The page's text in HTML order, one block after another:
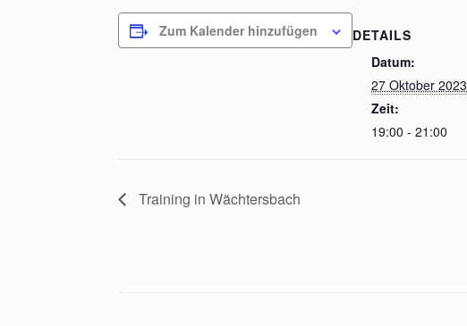
Zum Kalender hinzufügen
DETAILS
Datum:
27 Oktober 2023
Zeit:
19:00 - 21:00
Training in Wächtersbach